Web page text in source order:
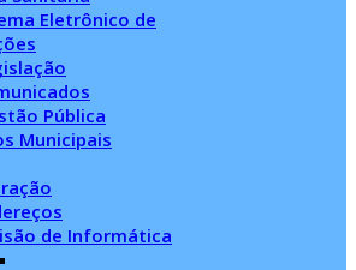
Eletrônico de
Pública
Municipais
de Informática